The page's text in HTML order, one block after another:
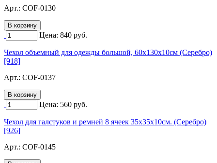
Арт.: COF-0130
Цена: 840 руб.
Чехол объемный для одежды большой, 60х130х10см (Серебро)
[918]
Арт.: COF-0137
Цена: 560 руб.
Чехол для галстуков и ремней 8 ячеек 35х35х10см. (Серебро)
[926]
Арт.: COF-0145